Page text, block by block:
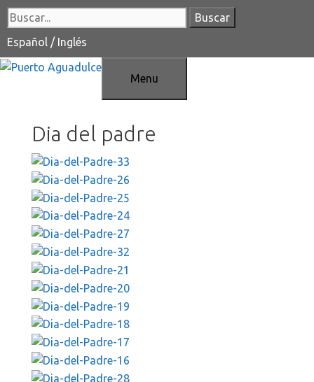
Saltar
al
contenido
Buscar:
Español / Inglés
Menu
Dia del padre